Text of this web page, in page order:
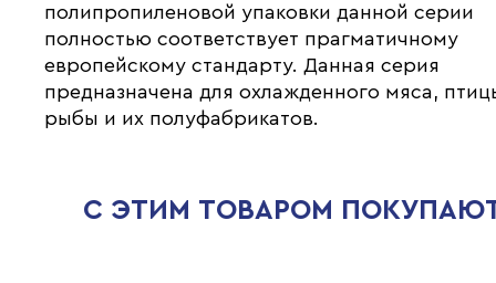
полипропиленовой упаковки данной серии
полностью соответствует прагматичному
европейскому стандарту. Данная серия
предназначена для охлажденного мяса,
рыбы и их полуфабрикатов.
С ЭТИМ ТОВАРОМ